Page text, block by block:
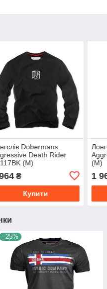
Dobermans
Death Rider
(M)
₴
Купити
(M)
1
–25%